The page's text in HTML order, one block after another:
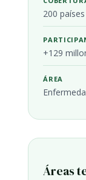
200
+129
ÁREA
Áreas